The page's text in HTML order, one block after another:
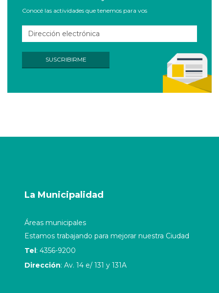
Conocé las actividades que tenemos para vos
La Municipalidad
Áreas municipales
Estamos trabajando para mejorar nuestra Ciudad
Tel: 4356-9200
Dirección: Av. 14 e/ 131 y 131A